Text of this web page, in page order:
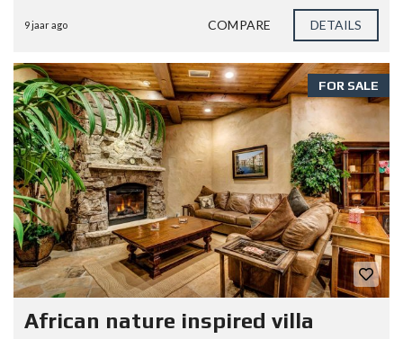
9 jaar ago COMPARE DETAILS
FOR SALE
African nature inspired villa